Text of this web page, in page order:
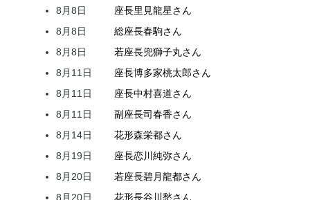
8月8日
座長里見龍星さん
8月8日
総座長春駒さん
8月8日
若座長兜獅子丸さん
8月11日
座長博多家桃太郎さん
8月11日
座長中村喜道さん
8月11日
副座長司春香さん
8月14日
花形森栄都さん
8月19日
座長恋川純弥さん
8月20日
若座長碧月龍都さん
8月20日
花形長谷川愁さん